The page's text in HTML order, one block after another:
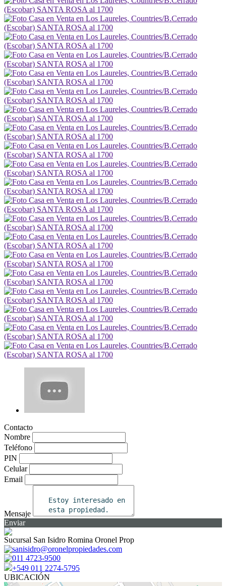
Contacto
Nombre
Teléfono
PIN
Celular
Email
Mensaje
Enviar
Sucursal San Isidro Romina Oronel Prop
sanisidro@oronelpropiedades.com
011 4723-9500
+549 011 2274-5795
UBICACIÓN